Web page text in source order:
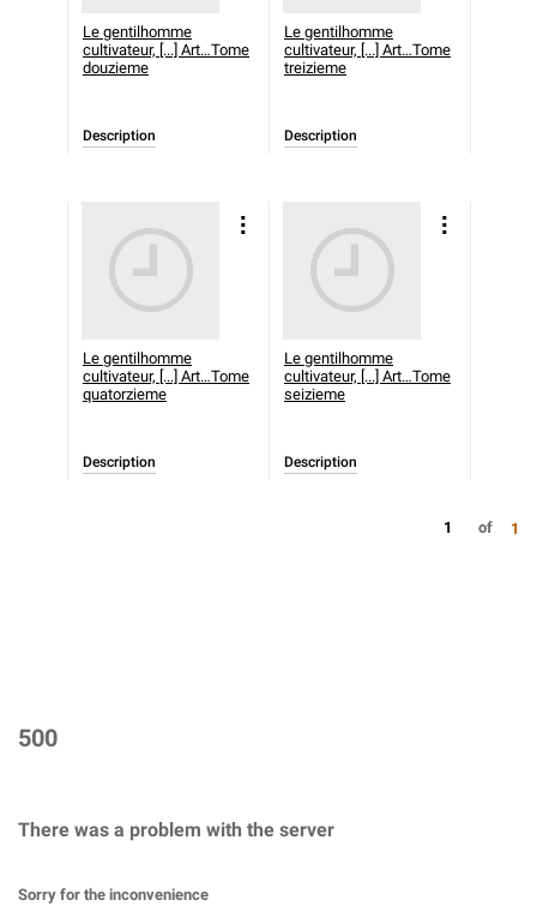
Le gentilhomme
cultivateur, [...] Art…Tome
douzieme
Description
Le gentilhomme
cultivateur, [...] Art…Tome
treizieme
Description
Le gentilhomme
cultivateur, [...] Art…Tome
quatorzieme
Description
Le gentilhomme
cultivateur, [...] Art…Tome
seizieme
Description
1 of 1
500
There was a problem with the server
Sorry for the inconvenience